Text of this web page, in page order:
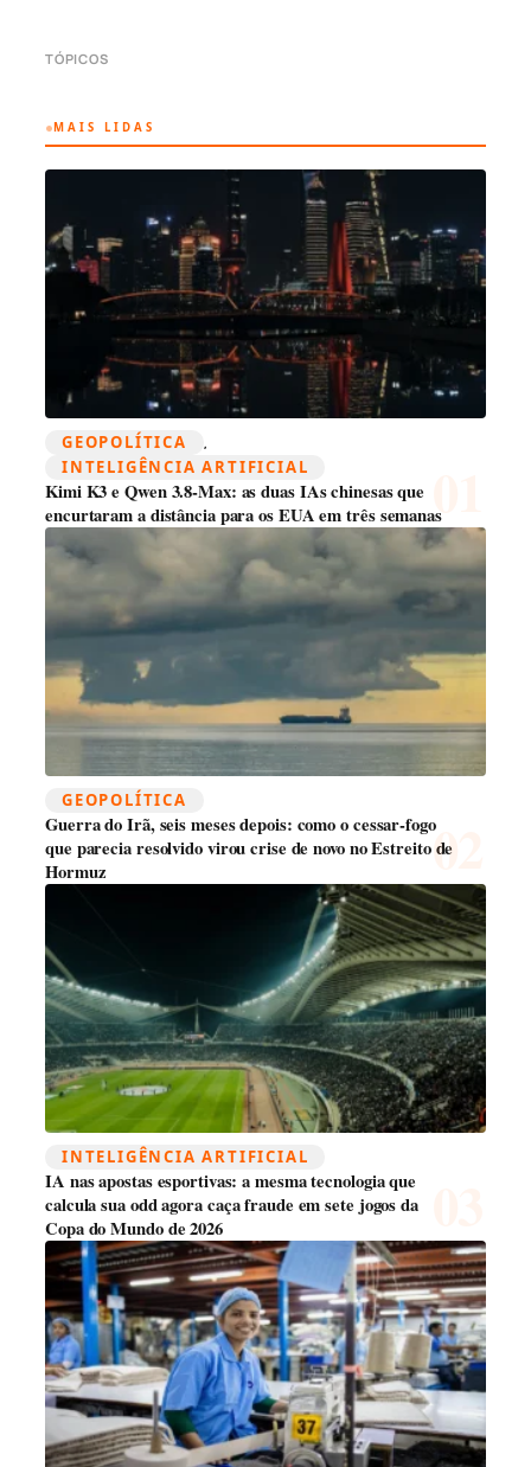
TÓPICOS
MAIS LIDAS
GEOPOLÍTICA ,
INTELIGÊNCIA ARTIFICIAL
Kimi K3 e Qwen 3.8-Max: as duas IAs chinesas que
encurtaram a distância para os EUA em três semanas
GEOPOLÍTICA
Guerra do Irã, seis meses depois: como o cessar-fogo
que parecia resolvido virou crise de novo no Estreito de
Hormuz
INTELIGÊNCIA ARTIFICIAL
IA nas apostas esportivas: a mesma tecnologia que
calcula sua odd agora caça fraude em sete jogos da
Copa do Mundo de 2026